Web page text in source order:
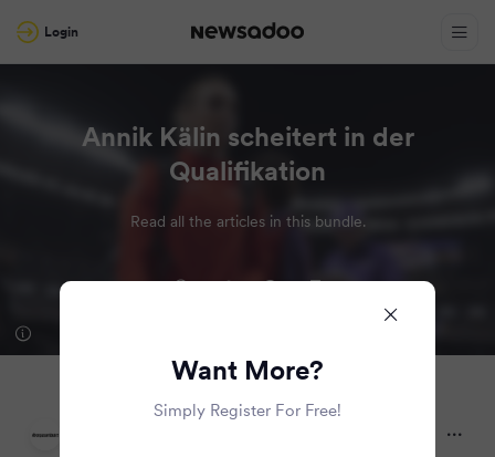
Login
Annik Kälin scheitert in der
Qualifikation
Read all the articles in this bundle.
Want More?
Simply Register For Free!